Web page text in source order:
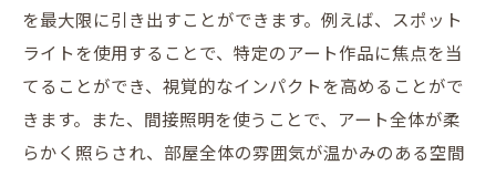
を最大限に引き出すことができます。例えば、スポット
ライトを使用することで、特定のアート作品に焦点を当
てることができ、視覚的なインパクトを高めることがで
きます。また、間接照明を使うことで、アート全体が柔
らかく照らされ、部屋全体の雰囲気が温かみのある空間